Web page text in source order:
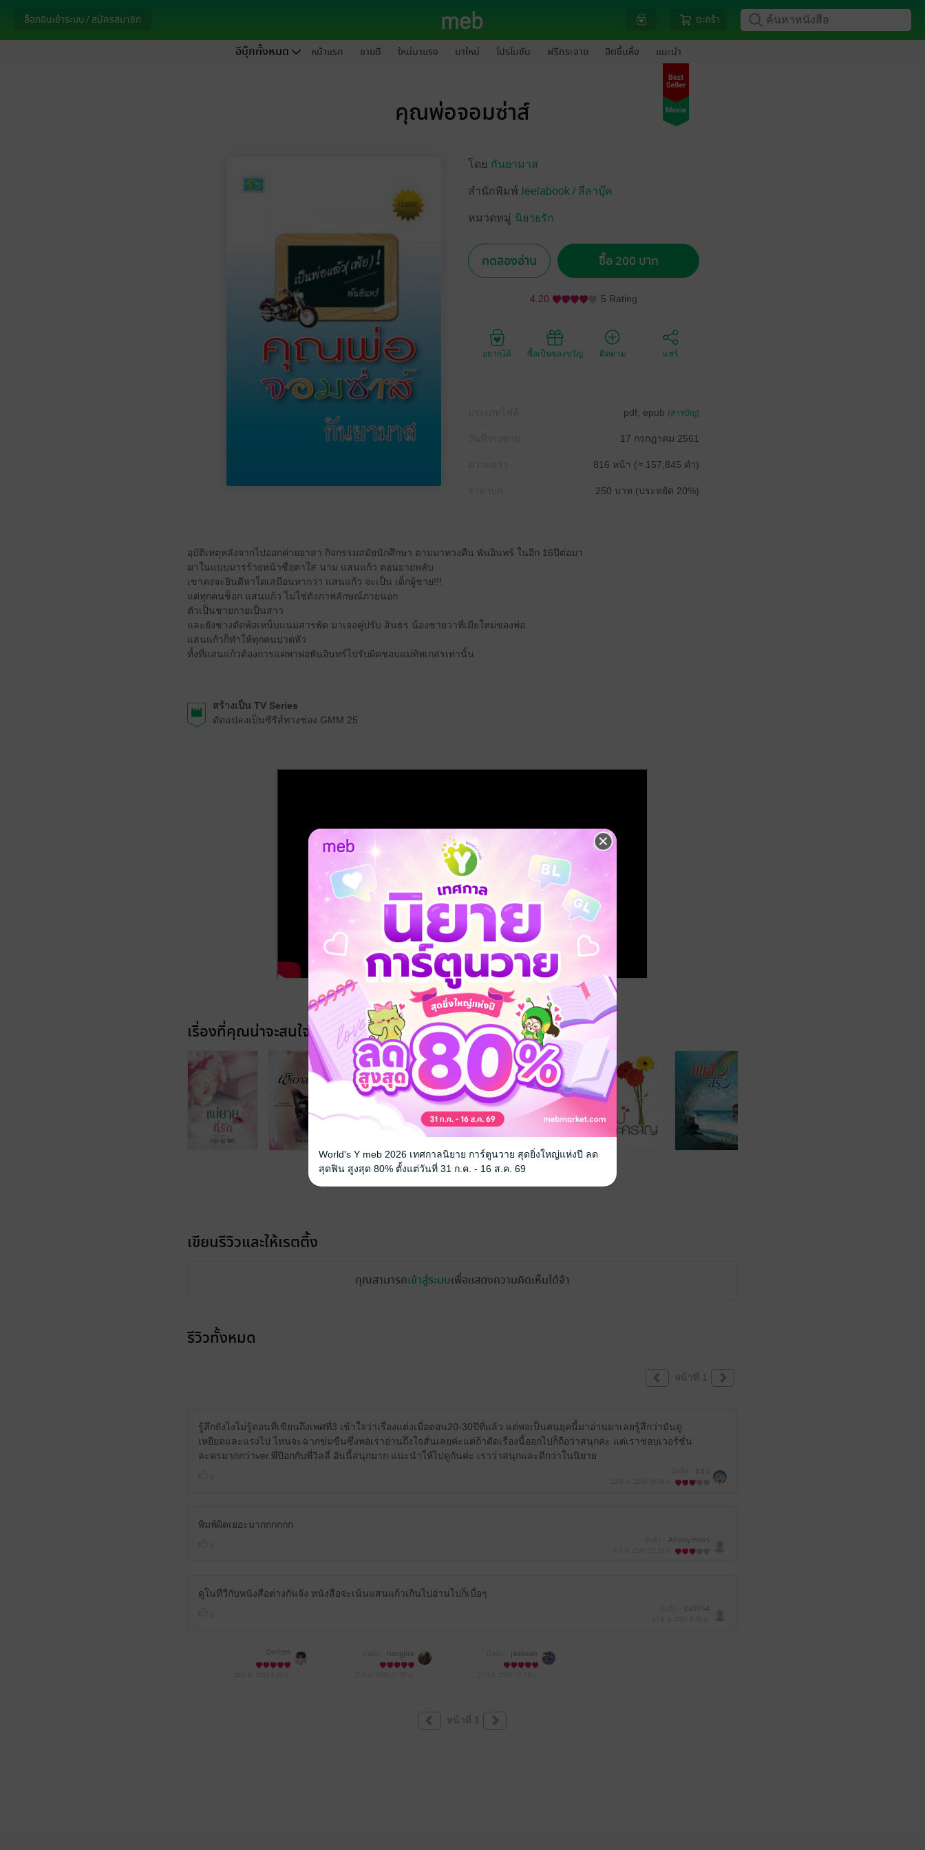
ล็อกอินเข้าระบบ / สมัครสมาชิก ตะกร้า
อีบุ๊กทั้งหมด หน้าแรก ขายดี ใหม่มาแรง มาใหม่ โปรโมชัน ฟรีกระจาย ฮิตขึ้นหิ้ง แนะนำ
คุณพ่อจอมซ่าส์
โดย กันยามาส
สำนักพิมพ์ leelabook / ลีลาบุ๊ค
หมวดหมู่ นิยายรัก
ทดลองอ่าน ซื้อ 200 บาท
4.20 5 Rating
อยากได้ ซื้อเป็นของขวัญ ติดตาม แชร์
pdf, epub (สารบัญ)
17 กรกฎาคม 2561
816 หน้า (≈ 157,845 คำ)
250 บาท (ประหยัด 20%)
อุบัติเหตุหลังจากไปออกค่ายอาสา กิจกรรมสมัยนักศึกษา ตามมาทวงคืน พันอินทร์ ในอีก 16ปีต่อมา
มาในแบบมารร้ายหน้าซื่อตาใส นาม แสนแก้ว ดอนยายพลับ
เขาคงจะยินดีหาใดเสมือนหากว่า แสนแก้ว จะเป็น เด็กผู้ชาย!!!
แต่ทุกคนช็อก แสนแก้ว ไม่ใช่ดังภาพลักษณ์ภายนอก
ตัวเป็นชายกายเป็นสาว
และยังช่างตัดพ้อเหน็บแนมสารพัด มาเจอคู่ปรับ สินธร น้องชายว่าที่เมียใหม่ของพ่อ
แสนแก้วก็ทำให้ทุกคนปวดหัว
ทั้งที่แสนแก้วต้องการแค่พาพ่อพันอินทร์ไปรับผิดชอบแม่ทิพเกสรเท่านั้น
สร้างเป็น TV Series
ดัดแปลงเป็นซีรีส์ทางช่อง GMM 25
เรื่องที่คุณน่าจะสนใจ
เขียนรีวิวและให้เรตติ้ง
คุณสามารถเข้าสู่ระบบเพื่อแสดงความคิดเห็นได้จ้า
รีวิวทั้งหมด
หน้าที่ 1
รู้สึกยังไงไม่รู้ตอนที่เขียนถึงเพศที่3 เข้าใจว่าเรื่องแต่งเมื่อตอน20-30ปีที่แล้ว แต่พอเป็นคนยุคนี้มาอ่านมาเลยรู้สึกว่ามันดู
เหยียดและแรงไป ไหนจะฉากข่มขืนซึ่งพอเราอ่านถึงใจสั่นเลยค่ะแต่ถ้าตัดเรื่องนี้ออกไปก็ถือว่าสนุกค่ะ แต่เราชอบเวอร์ชั่น
ละครมากกว่าver.พี่ป๊อกกับพี่วิลลี่ อันนี้สนุกมาก แนะนำให้ไปดูกันค่ะ เราว่าสนุกและดีกว่าในนิยาย
b.t.s
พิมพ์ผิดเยอะมากกกกกก
Anonymovs
ดูในทีวีกับหนังสือต่างกันจัง หนังสือจะเน้นแสนแก้วเกินไปอ่านไปก็เบื่อๆ
ริน9754
Onlizm rungjira jaabaan
หน้าที่ 1
World's Y meb 2026 เทศกาลนิยาย การ์ตูนวาย สุดยิ่งใหญ่แห่งปี ลด
สุดฟิน สูงสุด 80% ตั้งแต่วันที่ 31 ก.ค. - 16 ส.ค. 69